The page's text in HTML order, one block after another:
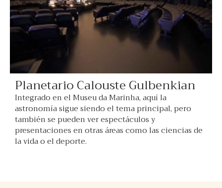
Planetario Calouste Gulbenkian
Integrado en el Museu da Marinha, aquí la
astronomía sigue siendo el tema principal, pero
también se pueden ver espectáculos y
presentaciones en otras áreas como las ciencias de
la vida o el deporte.